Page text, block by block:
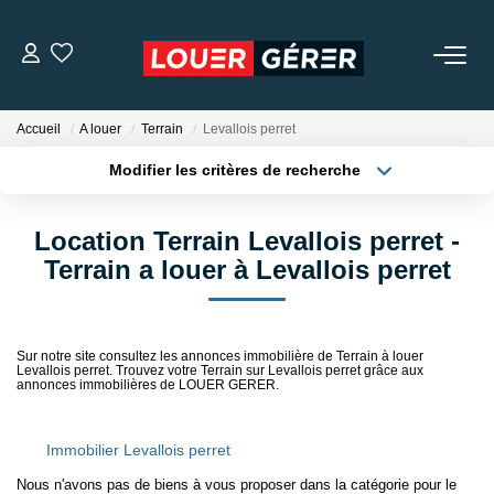
LOCATIONS
MISSIONS DE GESTION
GARANTIE DE LOYERS
NOS TÉMOIGNAGES
CONTACT
Accueil A louer Terrain Levallois perret
Modifier les critères de recherche
Surface min Budget max
Location Terrain Levallois perret -
Terrain a louer à Levallois perret
Sur notre site consultez les annonces immobilière de Terrain à louer
Levallois perret. Trouvez votre Terrain sur Levallois perret grâce aux
annonces immobilières de LOUER GERER.
Immobilier Levallois perret
Nous n'avons pas de biens à vous proposer dans la catégorie pour le